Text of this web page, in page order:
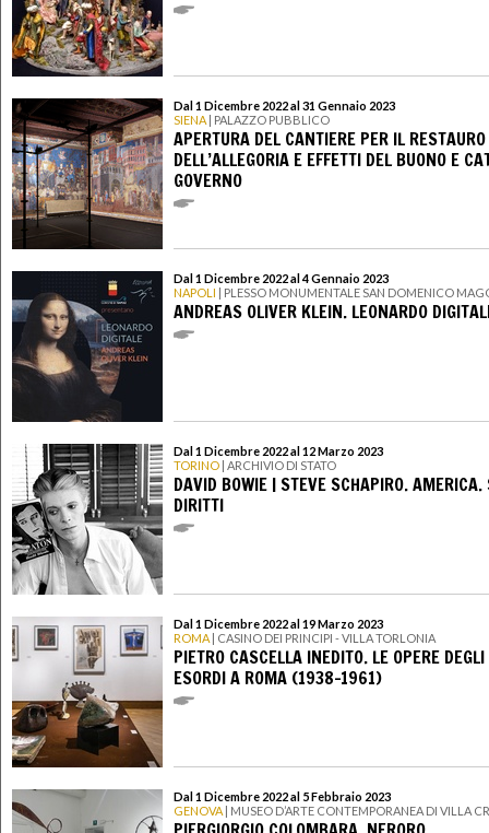
Dal 1 Dicembre 2022 al 31 Gennaio 2023
SIENA | PALAZZO PUBBLICO
APERTURA DEL CANTIERE PER IL RESTAURO
DELL’ALLEGORIA E EFFETTI DEL BUONO E
GOVERNO
Dal 1 Dicembre 2022 al 4 Gennaio 2023
NAPOLI | PLESSO MONUMENTALE SAN DOMENICO
ANDREAS OLIVER KLEIN. LEONARDO
Dal 1 Dicembre 2022 al 12 Marzo 2023
TORINO | ARCHIVIO DI STATO
DAVID BOWIE | STEVE SCHAPIRO. AMERICA.
DIRITTI
Dal 1 Dicembre 2022 al 19 Marzo 2023
ROMA | CASINO DEI PRINCIPI - VILLA TORLONIA
PIETRO CASCELLA INEDITO. LE OPERE DEGLI
ESORDI A ROMA (1938-1961)
Dal 1 Dicembre 2022 al 5 Febbraio 2023
GENOVA | MUSEO D’ARTE CONTEMPORANEA DI VILLA